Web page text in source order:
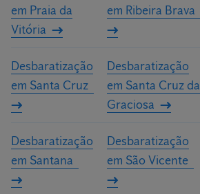
em Praia da
Vitória
em Ribeira Brava
Desbaratização
em Santa Cruz
Desbaratização
em Santa Cruz da
Graciosa
Desbaratização
em Santana
Desbaratização
em São Vicente